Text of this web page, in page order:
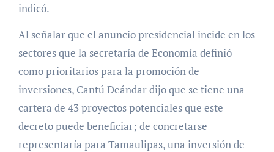
indicó.
Al señalar que el anuncio presidencial incide en los
sectores que la secretaría de Economía definió
como prioritarios para la promoción de
inversiones, Cantú Deándar dijo que se tiene una
cartera de 43 proyectos potenciales que este
decreto puede beneficiar; de concretarse
representaría para Tamaulipas, una inversión de